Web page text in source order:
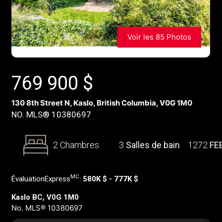
Voir les 85 Photos
769 900 $
130 8th Street N, Kaslo, British Columbia, V0G 1M0
NO. MLS® 10380697
2 Chambres 3 Salles de bain 1272
ÉvaluationExpress MC: 580K $ - 777K $
Kaslo BC, V0G 1M0
No. MLS® 10380697